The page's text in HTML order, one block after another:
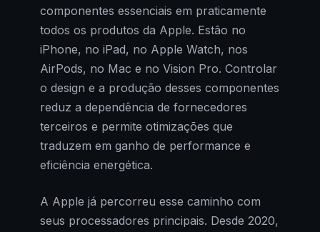
componentes essenciais em praticamente
todos os produtos da Apple. Estão no
iPhone, no iPad, no Apple Watch, nos
AirPods, no Mac e no Vision Pro. Controlar
o design e a produção desses componentes
reduz a dependência de fornecedores
terceiros e permite otimizações que
traduzem em ganho de performance e
eficiência energética.
A Apple já percorreu esse caminho com
seus processadores principais. Desde 2020,